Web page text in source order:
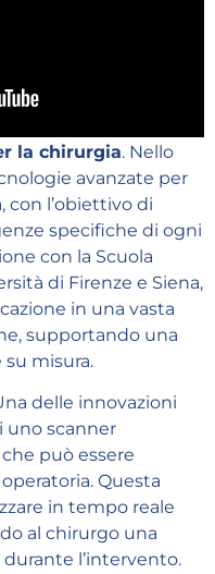
la chirurgia. Nello
avanzate per
con l’obiettivo di
specifiche di ogni
con la Scuola
di Firenze e Siena,
in una vasta
supportando una
misura.
delle innovazioni
uno scanner
può essere
Questa
in tempo reale
al chirurgo una
l’intervento.